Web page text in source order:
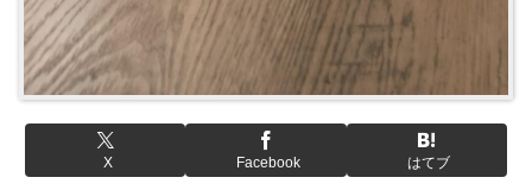
X Facebook はてブ